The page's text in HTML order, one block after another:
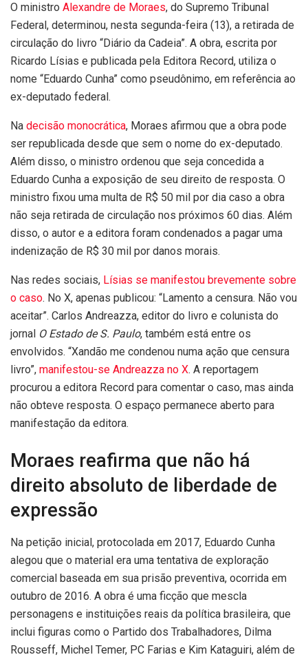
O ministro Alexandre de Moraes, do Supremo Tribunal
Federal, determinou, nesta segunda-feira (13), a retirada de
circulação do livro “Diário da Cadeia”. A obra, escrita por
Ricardo Lísias e publicada pela Editora Record, utiliza o
nome “Eduardo Cunha” como pseudônimo, em referência ao
ex-deputado federal.
Na decisão monocrática, Moraes afirmou que a obra pode
ser republicada desde que sem o nome do ex-deputado.
Além disso, o ministro ordenou que seja concedida a
Eduardo Cunha a exposição de seu direito de resposta. O
ministro fixou uma multa de R$ 50 mil por dia caso a obra
não seja retirada de circulação nos próximos 60 dias. Além
disso, o autor e a editora foram condenados a pagar uma
indenização de R$ 30 mil por danos morais.
Nas redes sociais, Lísias se manifestou brevemente sobre
o caso. No X, apenas publicou: “Lamento a censura. Não vou
aceitar”. Carlos Andreazza, editor do livro e colunista do
jornal O Estado de S. Paulo, também está entre os
envolvidos. “Xandão me condenou numa ação que censura
livro”, manifestou-se Andreazza no X. A reportagem
procurou a editora Record para comentar o caso, mas ainda
não obteve resposta. O espaço permanece aberto para
manifestação da editora.
Moraes reafirma que não há
direito absoluto de liberdade de
expressão
Na petição inicial, protocolada em 2017, Eduardo Cunha
alegou que o material era uma tentativa de exploração
comercial baseada em sua prisão preventiva, ocorrida em
outubro de 2016. A obra é uma ficção que mescla
personagens e instituições reais da política brasileira, que
inclui figuras como o Partido dos Trabalhadores, Dilma
Rousseff, Michel Temer, PC Farias e Kim Kataguiri, além de